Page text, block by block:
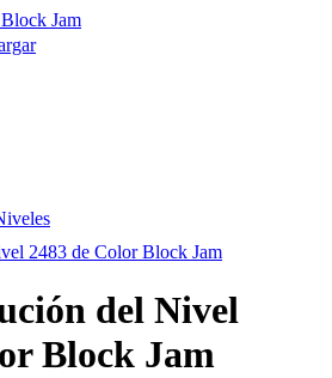
Jam
2483 de Color Block Jam
del Nivel
Block Jam